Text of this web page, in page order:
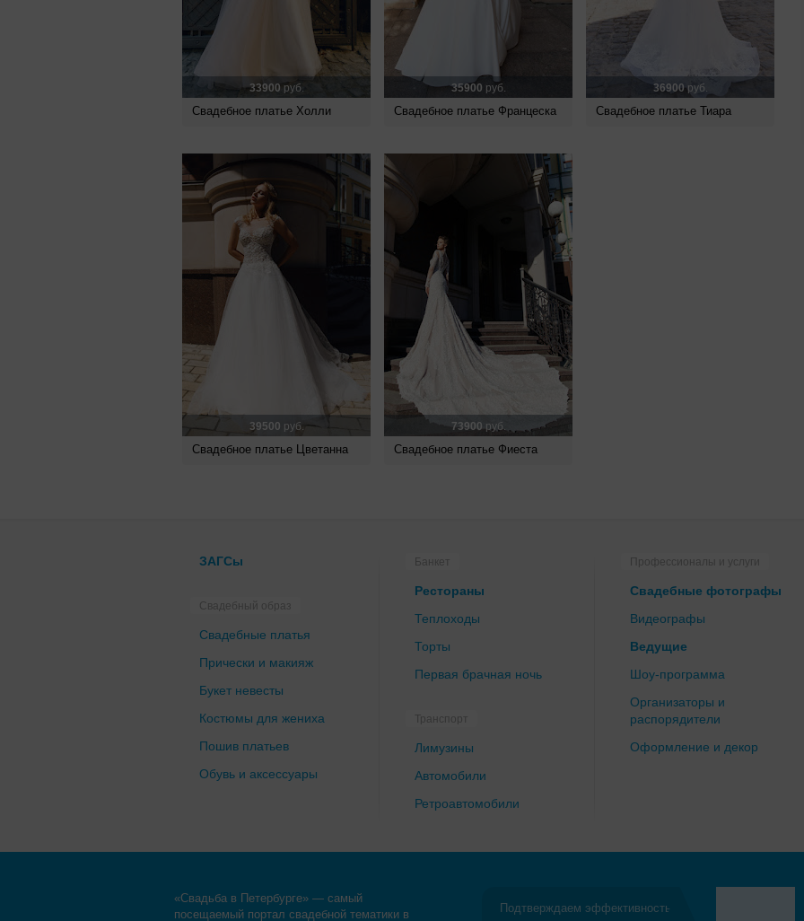
33900 руб.
Свадебное платье Холли
35900 руб.
Свадебное платье Францеска
36900руб.
Свадебное платье Тиара
39500 руб.
Свадебное платье Цветанна
73900 руб.
Свадебное платье Фиеста
ЗАГСы
Свадебный образ
Свадебные платья
Прически и макияж
Букет невесты
Костюмы для жениха
Пошив платьев
Обувь и аксессуары
Банкет
Рестораны
Теплоходы
Торты
Первая брачная ночь
Транспорт
Лимузины
Автомобили
Ретроавтомобили
Профессионалы и услуги
Свадебные фотографы
Видеографы
Ведущие
Шоу-программа
Организаторы и
распорядители
Оформление и декор
«Свадьба в Петербурге» — самый
посещаемый портал свадебной тематики в
Подтверждаем эффективность